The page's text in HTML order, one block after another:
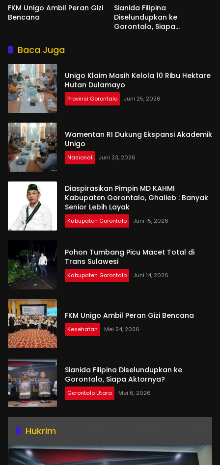
FKM Unigo Ambil Peran Gizi
Bencana
Sianida Filipina
Diselundupkan ke
Gorontalo, Siapa
Baca Juga
Unigo Klaim Masih Kelola 10 Ribu Hektare
Hutan Dulamayo
Provinsi Gorontalo Juni 25, 2026
Wamentan RI Dukung Ekspansi Akademik
Unigo
Nasional Juni 23, 2026
Diaspirasikan Pimpin MD KAHMI
Kabupaten Gorontalo, Ghalieb : Banyak
Senior Lebih Layak
Kabupaten Gorontalo Juni 15, 2026
Pohon Tumbang Picu Macet Total di
Trans Sulawesi
Kabupaten Gorontalo Juni 14, 2026
FKM Unigo Ambil Peran Gizi Bencana
Kesehatan Mei 24, 2026
Sianida Filipina Diselundupkan ke
Gorontalo, Siapa Aktornya?
Gorontalo Utara Mei 6, 2026
Hukrim